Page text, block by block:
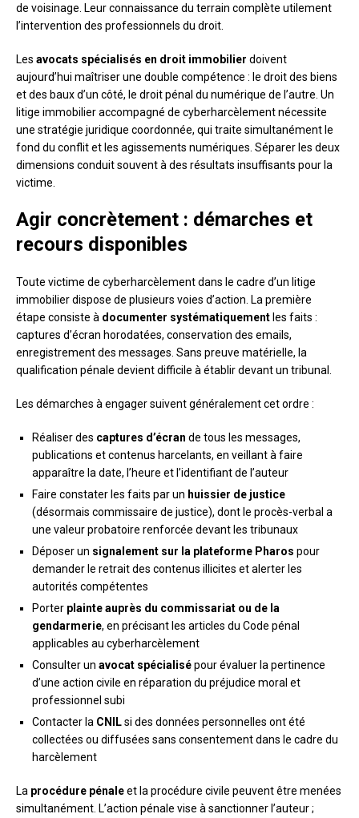
de voisinage. Leur connaissance du terrain complète utilement
l’intervention des professionnels du droit.
Les avocats spécialisés en droit immobilier doivent
aujourd’hui maîtriser une double compétence : le droit des biens
et des baux d’un côté, le droit pénal du numérique de l’autre. Un
litige immobilier accompagné de cyberharcèlement nécessite
une stratégie juridique coordonnée, qui traite simultanément le
fond du conflit et les agissements numériques. Séparer les deux
dimensions conduit souvent à des résultats insuffisants pour la
victime.
Agir concrètement : démarches et
recours disponibles
Toute victime de cyberharcèlement dans le cadre d’un litige
immobilier dispose de plusieurs voies d’action. La première
étape consiste à documenter systématiquement les faits :
captures d’écran horodatées, conservation des emails,
enregistrement des messages. Sans preuve matérielle, la
qualification pénale devient difficile à établir devant un tribunal.
Les démarches à engager suivent généralement cet ordre :
Réaliser des captures d’écran de tous les messages,
publications et contenus harcelants, en veillant à faire
apparaître la date, l’heure et l’identifiant de l’auteur
Faire constater les faits par un huissier de justice
(désormais commissaire de justice), dont le procès-verbal a
une valeur probatoire renforcée devant les tribunaux
Déposer un signalement sur la plateforme Pharos pour
demander le retrait des contenus illicites et alerter les
autorités compétentes
Porter plainte auprès du commissariat ou de la
gendarmerie, en précisant les articles du Code pénal
applicables au cyberharcèlement
Consulter un avocat spécialisépour évaluer la pertinence
d’une action civile en réparation du préjudice moral et
professionnel subi
Contacter la CNILsi des données personnelles ont été
collectées ou diffusées sans consentement dans le cadre du
harcèlement
La procédure pénaleet la procédure civile peuvent être menées
simultanément. L’action pénale vise à sanctionner l’auteur ;